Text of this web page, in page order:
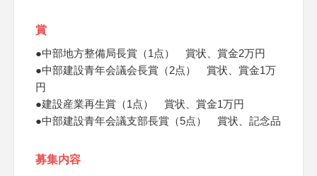
賞
●中部地方整備局長賞（1点） 賞状、賞金2万円
●中部建設青年会議会長賞（2点） 賞状、賞金1万
円
●建設産業再生賞（1点） 賞状、賞金1万円
●中部建設青年会議支部長賞（5点） 賞状、記念品
募集内容